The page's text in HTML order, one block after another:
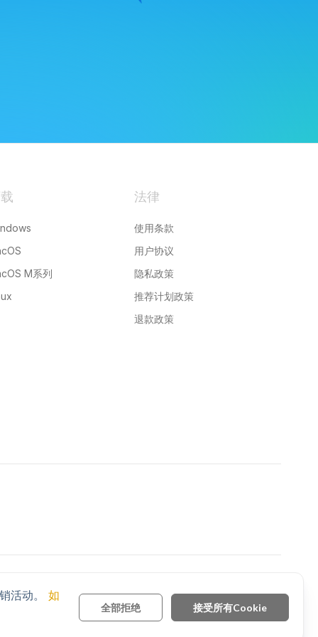
活动。 如
全部拒绝 接受所有Cookie
M系列
法律
使用条款
用户协议
隐私政策
推荐计划政策
退款政策